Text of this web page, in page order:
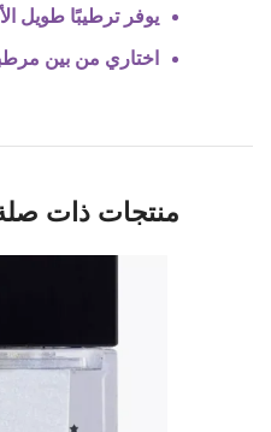
يوفر ترطيبًا طويل
اختاري من بين
منتجات ذات